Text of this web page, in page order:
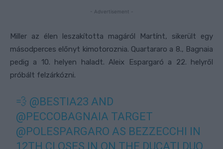
- Advertisement -
Miller az élen leszakította magáról Martínt, sikerült egy
másodperces előnyt kimotoroznia. Quartararo a 8., Bagnaia
pedig a 10. helyen haladt. Aleix Espargaró a 22. helyről
próbált felzárkózni.
💨 @BESTIA23 AND
@PECCOBAGNAIA TARGET
@POLESPARGARO AS BEZZECCHI IN
12TH CLOSES IN ON THE DUCATI DUO